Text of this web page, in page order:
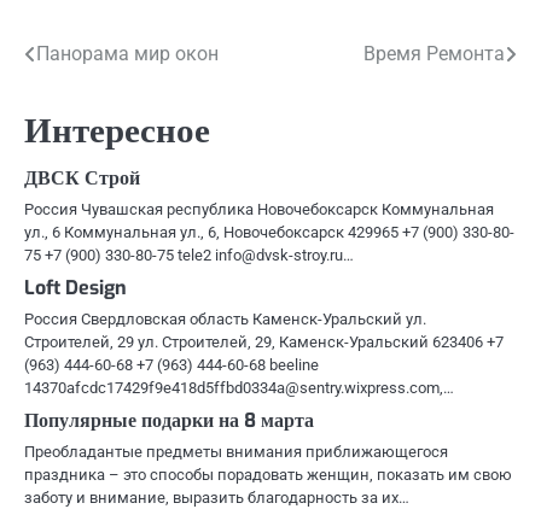
Навигация
записям
Панорама мир окон Время Ремонта
Интересное
ДВСК Строй
Россия Чувашская республика Новочебоксарск Коммунальная
ул., 6 Коммунальная ул., 6, Новочебоксарск 429965 +7 (900) 330-80-
75 +7 (900) 330-80-75 tele2 info@dvsk-stroy.ru…
Loft Design
Россия Свердловская область Каменск-Уральский ул.
Строителей, 29 ул. Строителей, 29, Каменск-Уральский 623406 +7
(963) 444-60-68 +7 (963) 444-60-68 beeline
14370afcdc17429f9e418d5ffbd0334a@sentry.wixpress.com,…
Популярные подарки на 8 марта
Преобладантые предметы внимания приближающегося
праздника – это способы порадовать женщин, показать им свою
заботу и внимание, выразить благодарность за их…